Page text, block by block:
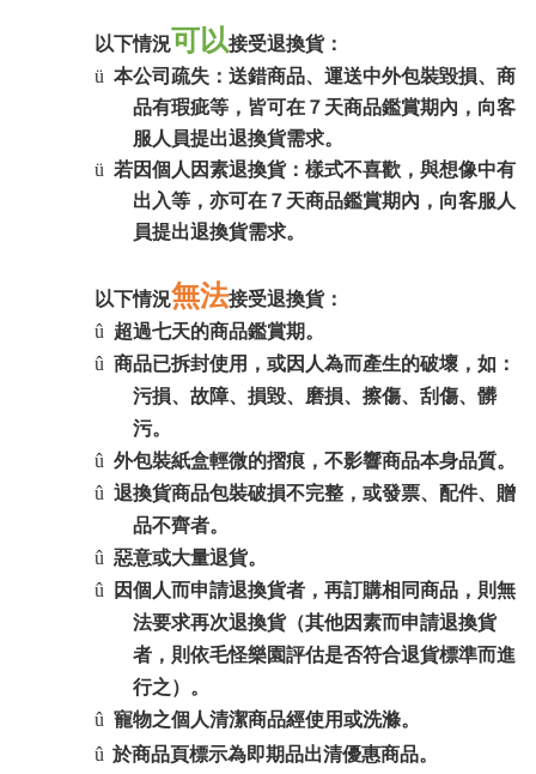
以下情況可以接受退換貨：
ü 本公司疏失：送錯商品、運送中外包裝毀損、商
品有瑕疵等，皆可在７天商品鑑賞期內，向客
服人員提出退換貨需求。
ü 若因個人因素退換貨：樣式不喜歡，與想像中有
出入等，亦可在７天商品鑑賞期內，向客服人
員提出退換貨需求。
以下情況無法接受退換貨：
û 超過七天的商品鑑賞期。
û 商品已拆封使用，或因人為而產生的破壞，如：
污損、故障、損毀、磨損、擦傷、刮傷、髒
污。
û 外包裝紙盒輕微的摺痕，不影響商品本身品質。
û 退換貨商品包裝破損不完整，或發票、配件、贈
品不齊者。
û 惡意或大量退貨。
û
因個人而申請退換貨者，再訂購相同商品，則無
法要求再次退換貨（其他因素而申請退換貨
者，則依毛怪樂園評估是否符合退貨標準而進
行之）。
û 寵物之個人清潔商品經使用或洗滌。
û 於商品頁標示為即期品出清優惠商品。